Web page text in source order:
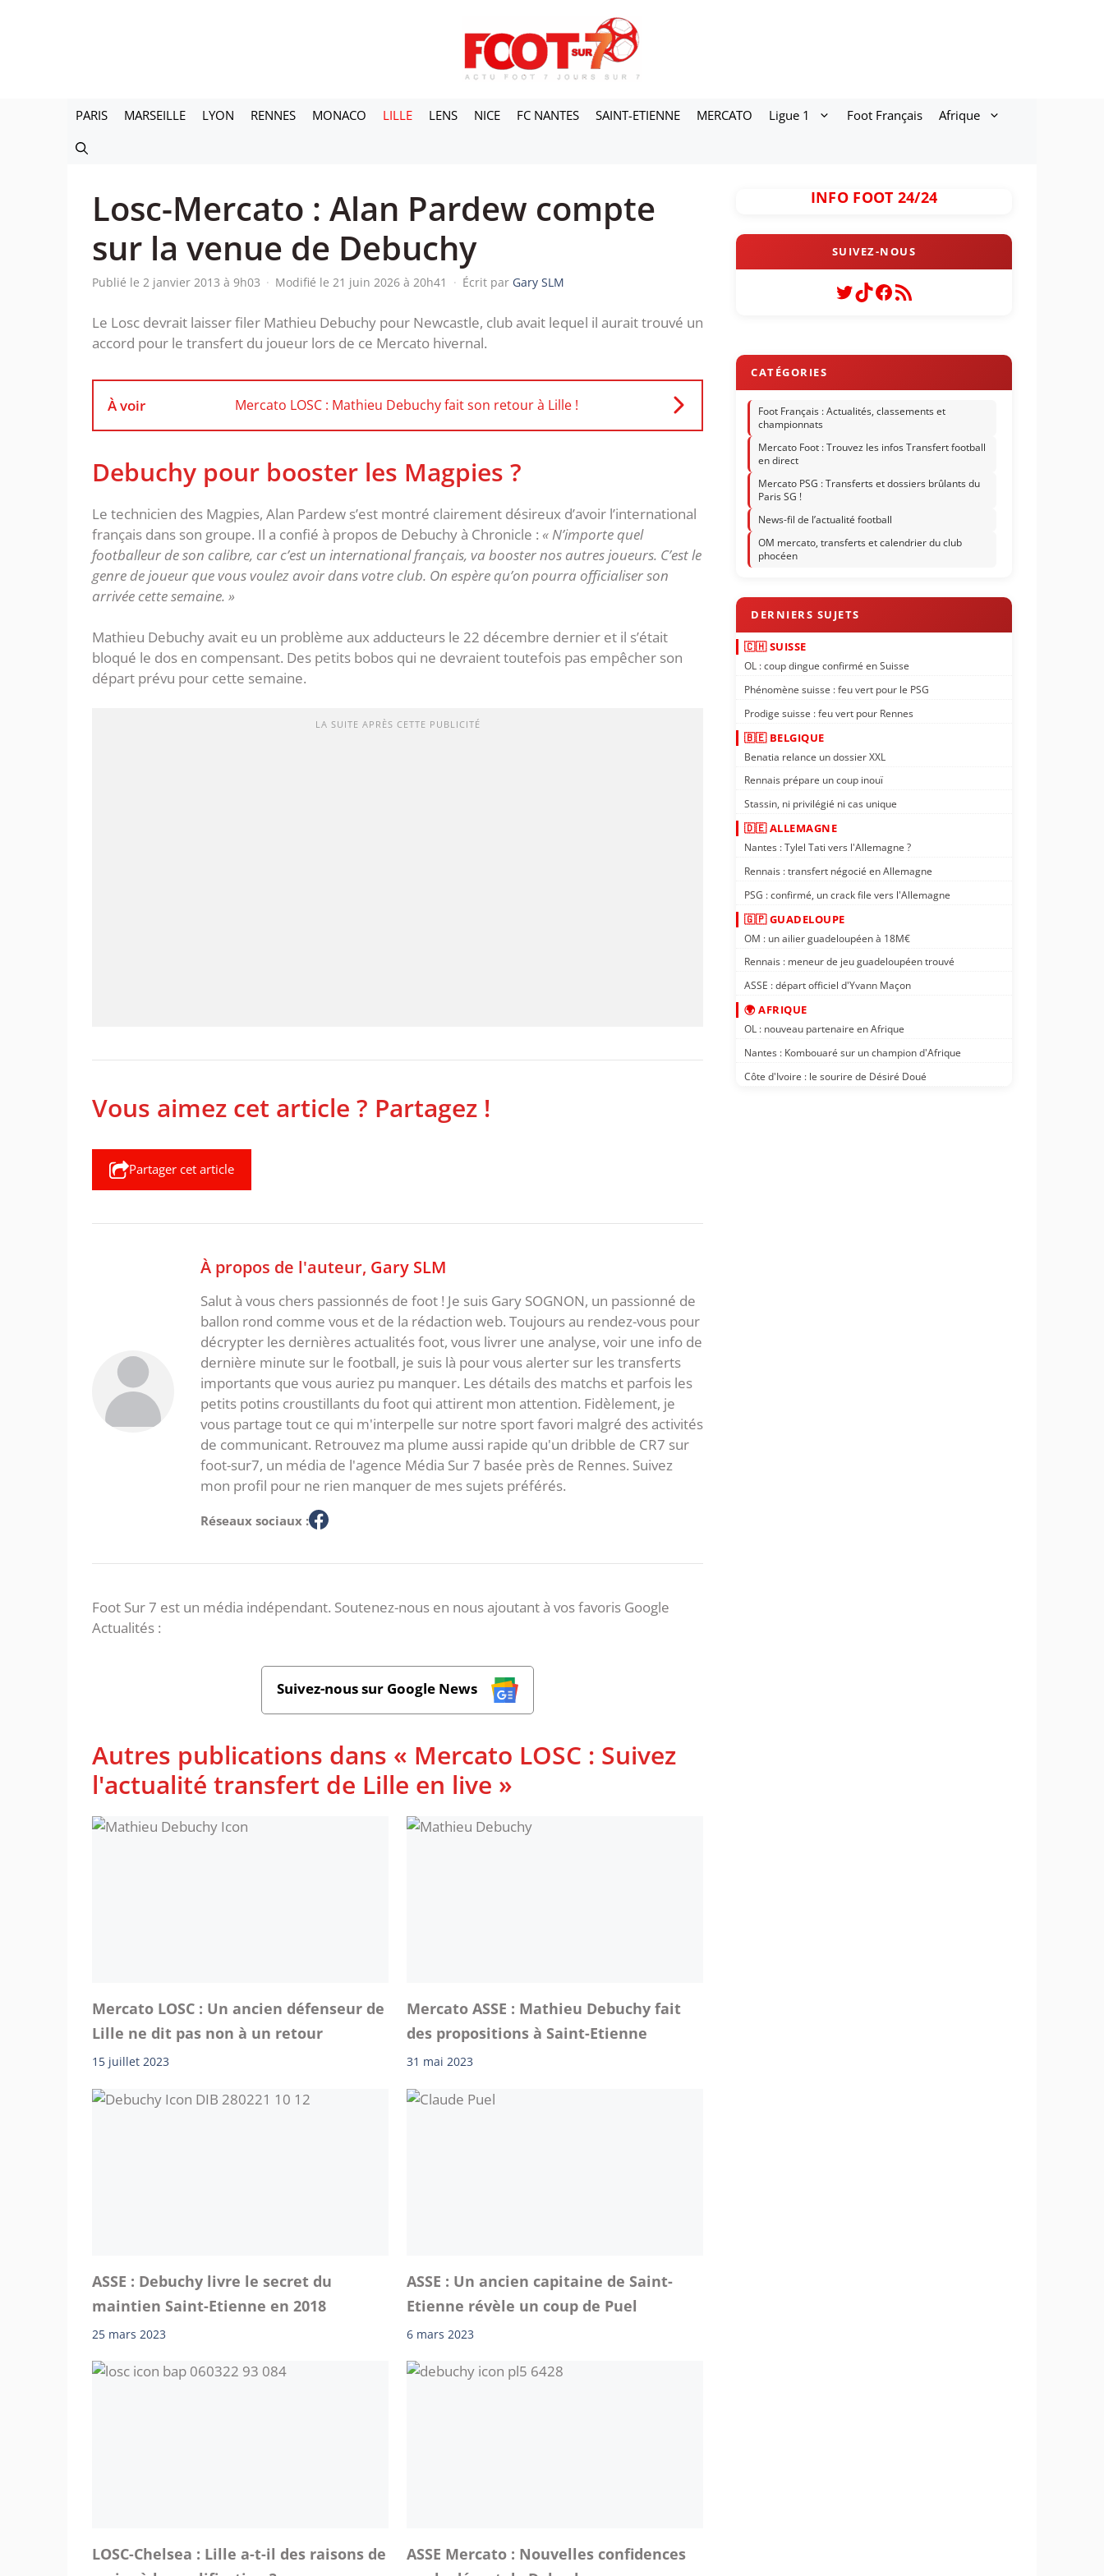
PARIS MARSEILLE LYON RENNES MONACO LILLE LENS NICE FC NANTES SAINT-ETIENNE MERCATO Ligue 1 Foot Français Afrique
Losc-Mercato : Alan Pardew compte
sur la venue de Debuchy
Publié le 2 janvier 2013 à 9h03 · Modifié le 21 juin 2026 à 20h41 · Écrit par Gary SLM
Le Losc devrait laisser filer Mathieu Debuchy pour Newcastle, club avait lequel il aurait trouvé un
accord pour le transfert du joueur lors de ce Mercato hivernal.
À voir Mercato LOSC : Mathieu Debuchy fait son retour à Lille !
Debuchy pour booster les Magpies ?
Le technicien des Magpies, Alan Pardew s’est montré clairement désireux d’avoir l’international
français dans son groupe. Il a confié à propos de Debuchy à Chronicle : « N’importe quel
footballeur de son calibre, car c’est un international français, va booster nos autres joueurs. C’est le
genre de joueur que vous voulez avoir dans votre club. On espère qu’on pourra officialiser son
arrivée cette semaine. »
Mathieu Debuchy avait eu un problème aux adducteurs le 22 décembre dernier et il s’était
bloqué le dos en compensant. Des petits bobos qui ne devraient toutefois pas empêcher son
départ prévu pour cette semaine.
LA SUITE APRÈS CETTE PUBLICITÉ
Vous aimez cet article ? Partagez !
Partager cet article
À propos de l'auteur, Gary SLM
Salut à vous chers passionnés de foot ! Je suis Gary SOGNON, un passionné de
ballon rond comme vous et de la rédaction web. Toujours au rendez-vous pour
décrypter les dernières actualités foot, vous livrer une analyse, voir une info de
dernière minute sur le football, je suis là pour vous alerter sur les transferts
importants que vous auriez pu manquer. Les détails des matchs et parfois les
petits potins croustillants du foot qui attirent mon attention. Fidèlement, je
vous partage tout ce qui m'interpelle sur notre sport favori malgré des activités
de communicant. Retrouvez ma plume aussi rapide qu'un dribble de CR7 sur
foot-sur7, un média de l'agence Média Sur 7 basée près de Rennes. Suivez
mon profil pour ne rien manquer de mes sujets préférés.
Réseaux sociaux :
Foot Sur 7 est un média indépendant. Soutenez-nous en nous ajoutant à vos favoris Google
Actualités :
Suivez-nous sur Google News
Autres publications dans « Mercato LOSC : Suivez
l'actualité transfert de Lille en live »
Mercato LOSC : Un ancien défenseur de
Lille ne dit pas non à un retour
15 juillet 2023
Mercato ASSE : Mathieu Debuchy fait
des propositions à Saint-Etienne
31 mai 2023
ASSE : Debuchy livre le secret du
maintien Saint-Etienne en 2018
25 mars 2023
ASSE : Un ancien capitaine de Saint-
Etienne révèle un coup de Puel
6 mars 2023
LOSC-Chelsea : Lille a-t-il des raisons de
ASSE Mercato : Nouvelles confidences
INFO FOOT 24/24
Twitter
TikTok
Facebook
Flux RSS
Foot Français : Actualités, classements et
championnats
Mercato Foot : Trouvez les infos Transfert football
en direct
Mercato PSG : Transferts et dossiers brûlants du
Paris SG !
News-fil de l’actualité football
OM mercato, transferts et calendrier du club
phocéen
🇨🇭 SUISSE
OL : coup dingue confirmé en Suisse
Phénomène suisse : feu vert pour le PSG
Prodige suisse : feu vert pour Rennes
🇧🇪 BELGIQUE
Benatia relance un dossier XXL
Rennais prépare un coup inouï
Stassin, ni privilégié ni cas unique
🇩🇪 ALLEMAGNE
Nantes : Tylel Tati vers l'Allemagne ?
Rennais : transfert négocié en Allemagne
PSG : confirmé, un crack file vers l'Allemagne
🇬🇵 GUADELOUPE
OM : un ailier guadeloupéen à 18M€
Rennais : meneur de jeu guadeloupéen trouvé
ASSE : départ officiel d'Yvann Maçon
🌍 AFRIQUE
OL : nouveau partenaire en Afrique
Nantes : Kombouaré sur un champion d'Afrique
Côte d'Ivoire : le sourire de Désiré Doué